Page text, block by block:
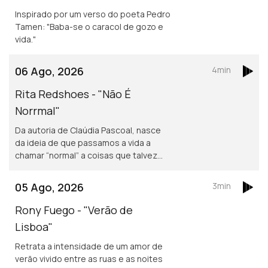
Inspirado por um verso do poeta Pedro
Tamen: "Baba-se o caracol de gozo e
vida."
06 Ago, 2026
Rita Redshoes - "Não É
Norrmal"
Da autoria de Claúdia Pascoal, nasce
da ideia de que passamos a vida a
chamar “normal” a coisas que talvez
4min
05 Ago, 2026
Rony Fuego - "Verão de
Lisboa"
Retrata a intensidade de um amor de
verão vivido entre as ruas e as noites
3min